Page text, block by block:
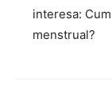
interesa:
menstrual?